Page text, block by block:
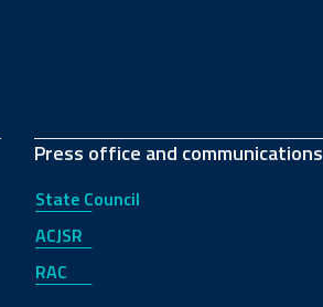
Press office and communications
State Council
ACJSR
RAC